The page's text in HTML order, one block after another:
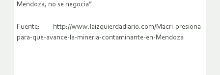
Mendoza, no se negocia”.
Fuente: http://www.laizquierdadiario.com/Macri-presiona-
para-que-avance-la-mineria-contaminante-en-Mendoza